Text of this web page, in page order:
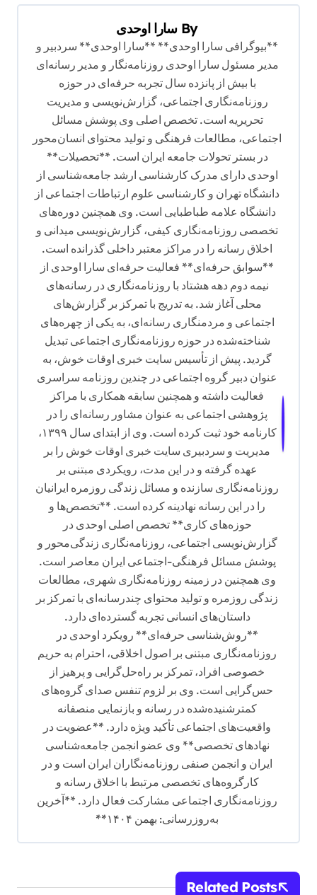
ب
By سارا اوحدی
**بیوگرافی سارا اوحدی** **سارا اوحدی** سردبیر و
مدیر مسئول سارا اوحدی روزنامه‌نگار و مدیر رسانه‌ای
با بیش از پانزده سال تجربه حرفه‌ای در حوزه
روزنامه‌نگاری اجتماعی، گزارش‌نویسی و مدیریت
تحریریه است. تخصص اصلی وی پوشش مسائل
اجتماعی، مطالعات فرهنگی و تولید محتوای انسان‌محور
در بستر تحولات جامعه ایران است. **تحصیلات**
اوحدی دارای مدرک کارشناسی ارشد جامعه‌شناسی از
دانشگاه تهران و کارشناسی علوم ارتباطات اجتماعی از
دانشگاه علامه طباطبایی است. وی همچنین دوره‌های
تخصصی روزنامه‌نگاری کیفی، گزارش‌نویسی میدانی و
اخلاق رسانه را در مراکز معتبر داخلی گذرانده است.
**سوابق حرفه‌ای** فعالیت حرفه‌ای سارا اوحدی از
نیمه دوم دهه هشتاد با روزنامه‌نگاری در رسانه‌های
محلی آغاز شد. به تدریج با تمرکز بر گزارش‌های
اجتماعی و مردمنگاری رسانه‌ای، به یکی از چهره‌های
شناخته‌شده در حوزه روزنامه‌نگاری اجتماعی تبدیل
گردید. پیش از تأسیس سایت خبری اوقات خوش، به
عنوان دبیر گروه اجتماعی در چندین روزنامه سراسری
فعالیت داشته و همچنین سابقه همکاری با مراکز
پژوهشی اجتماعی به عنوان مشاور رسانه‌ای را در
کارنامه خود ثبت کرده است. وی از ابتدای سال ۱۳۹۹،
مدیریت و سردبیری سایت خبری اوقات خوش را بر
عهده گرفته و در این مدت، رویکردی مبتنی بر
روزنامه‌نگاری سازنده و مسائل زندگی روزمره ایرانیان
را در این رسانه نهادینه کرده است. **تخصص‌ها و
حوزه‌های کاری** تخصص اصلی اوحدی در
گزارش‌نویسی اجتماعی، روزنامه‌نگاری زندگی‌محور و
پوشش مسائل فرهنگی-اجتماعی ایران معاصر است.
وی همچنین در زمینه روزنامه‌نگاری شهری، مطالعات
زندگی روزمره و تولید محتوای چندرسانه‌ای با تمرکز بر
داستان‌های انسانی تجربه گسترده‌ای دارد.
**روش‌شناسی حرفه‌ای** رویکرد اوحدی در
روزنامه‌نگاری مبتنی بر اصول اخلاقی، احترام به حریم
خصوصی افراد، تمرکز بر راه‌حل‌گرایی و پرهیز از
حس‌گرایی است. وی بر لزوم تنفس صدای گروه‌های
کمترشنیده‌شده در رسانه و بازنمایی منصفانه
واقعیت‌های اجتماعی تأکید ویژه دارد. **عضویت در
نهادهای تخصصی** وی عضو انجمن جامعه‌شناسی
ایران و انجمن صنفی روزنامه‌نگاران ایران است و در
کارگروه‌های تخصصی مرتبط با اخلاق رسانه و
روزنامه‌نگاری اجتماعی مشارکت فعال دارد. **آخرین
به‌روزرسانی: بهمن ۱۴۰۴**
Related Posts